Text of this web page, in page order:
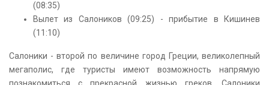
(08:35)
Вылет из Салоников (09:25) - прибытие в Кишинев
(11:10)
Салоники - второй по величине город Греции, великолепный
мегаполис, где туристы имеют возможность напрямую